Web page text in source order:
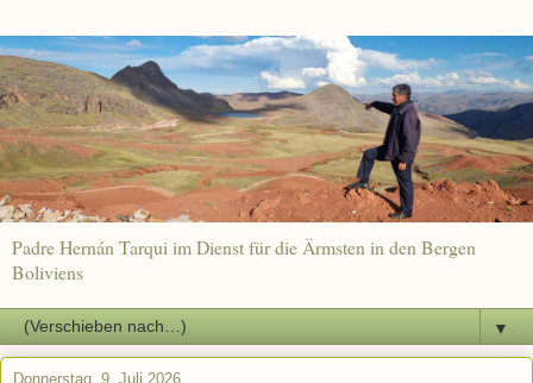
Padre Hernán Tarqui im Dienst für die Ärmsten in den Bergen
Boliviens
▼
Donnerstag, 9. Juli 2026